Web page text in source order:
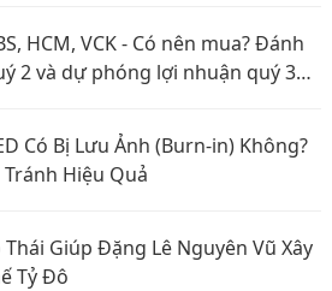
HCM, VCK - Có nên mua? Đánh
2 và dự phóng lợi nhuận quý 3
Có Bị Lưu Ảnh (Burn-in) Không?
Hiệu Quả
Thái Giúp Đặng Lê Nguyên Vũ Xây
Tỷ Đô